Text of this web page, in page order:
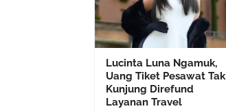
Lucinta Luna Ngamuk,
Uang Tiket Pesawat Tak
Kunjung Direfund
Layanan Travel